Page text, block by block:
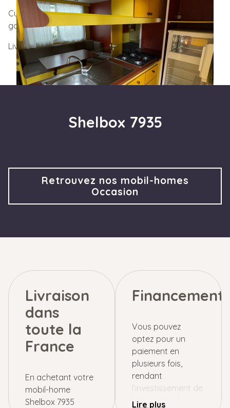
Cuisine équipée avec frigo, table à manger et plaques
gaz 4 feux.
Livraison possible dans toute la France.
Shelbox 7935
Retrouvez nos mobil-homes
Occasion
Livraison
dans
toute la
France
En achetant votre
mobil-home
Shelbox 7935
Financement
Vous pouvez
optez pour un
paiement en
plusieurs fois,
rendant
l’investissement de
votre mobil-home